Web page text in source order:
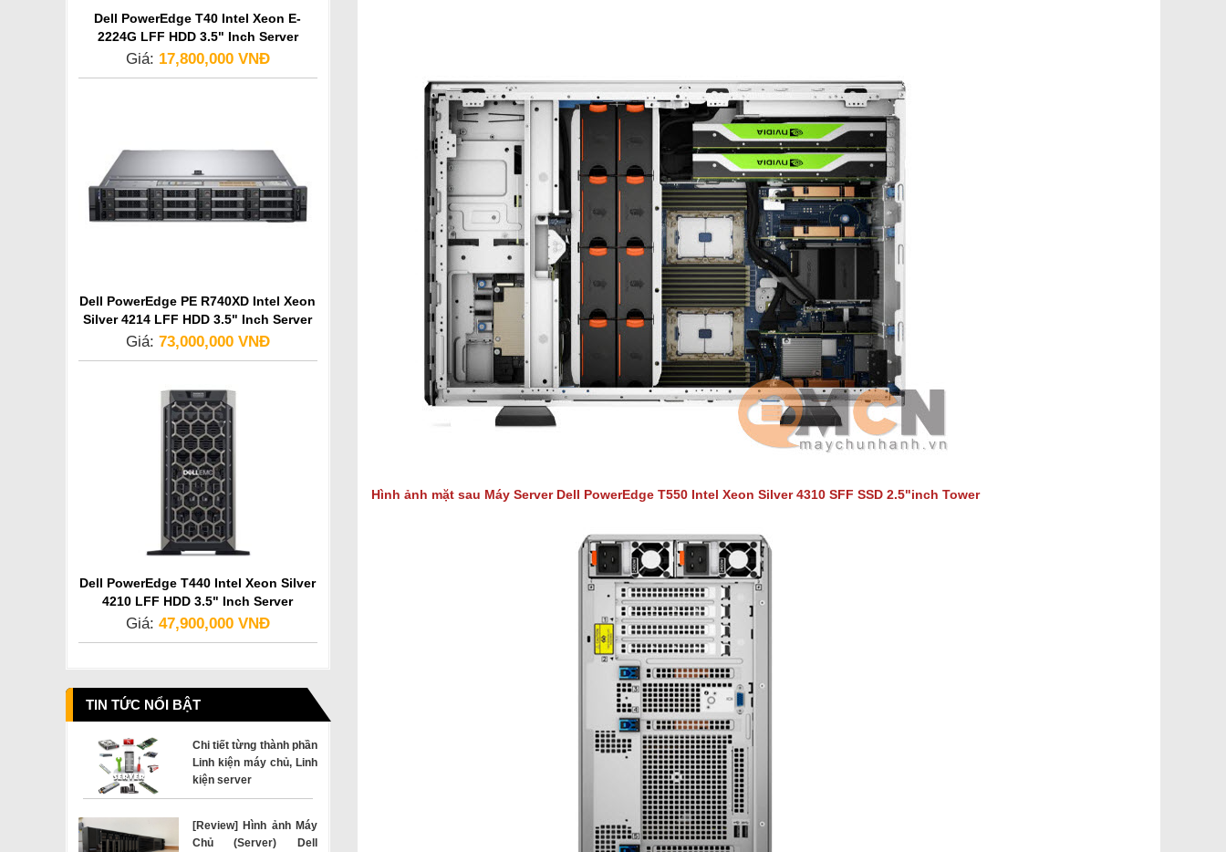
Dell PowerEdge T40 Intel Xeon E-
2224G LFF HDD 3.5" Inch Server
Giá: 17,800,000 VNĐ
Dell PowerEdge PE R740XD Intel Xeon
Silver 4214 LFF HDD 3.5" Inch Server
Giá: 73,000,000 VNĐ
Dell PowerEdge T440 Intel Xeon Silver
4210 LFF HDD 3.5" Inch Server
Giá: 47,900,000 VNĐ
TIN TỨC NỔI BẬT
Chi tiết từng thành phần
Linh kiện máy chủ, Linh
kiện server
[Review] Hình ảnh Máy
Chủ (Server) Dell
Hình ảnh mặt sau Máy Server Dell PowerEdge T550 Intel Xeon Silver 4310 SFF SSD 2.5"inch Tower